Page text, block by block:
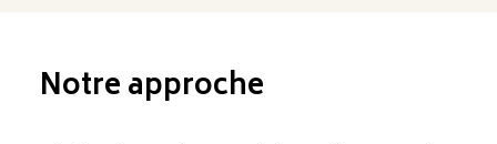
Notre approche